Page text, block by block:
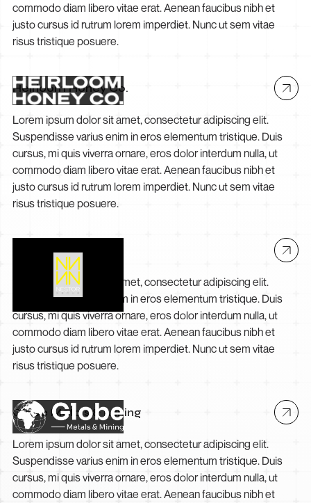
commodo diam libero vitae erat. Aenean faucibus nibh et
justo cursus id rutrum lorem imperdiet. Nunc ut sem vitae
risus tristique posuere.
Heirloom Honey Co.
Lorem ipsum dolor sit amet, consectetur adipiscing elit.
Suspendisse varius enim in eros elementum tristique. Duis
cursus, mi quis viverra ornare, eros dolor interdum nulla, ut
commodo diam libero vitae erat. Aenean faucibus nibh et
justo cursus id rutrum lorem imperdiet. Nunc ut sem vitae
risus tristique posuere.
Nestor Group
Lorem ipsum dolor sit amet, consectetur adipiscing elit.
Suspendisse varius enim in eros elementum tristique. Duis
cursus, mi quis viverra ornare, eros dolor interdum nulla, ut
commodo diam libero vitae erat. Aenean faucibus nibh et
justo cursus id rutrum lorem imperdiet. Nunc ut sem vitae
risus tristique posuere.
Globe Metals & Mining
Lorem ipsum dolor sit amet, consectetur adipiscing elit.
Suspendisse varius enim in eros elementum tristique. Duis
cursus, mi quis viverra ornare, eros dolor interdum nulla, ut
commodo diam libero vitae erat. Aenean faucibus nibh et